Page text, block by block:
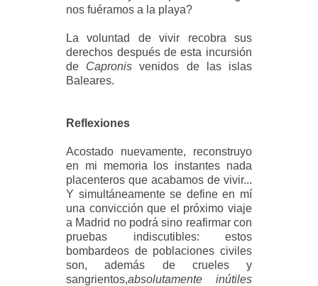
nos fuéramos a la playa?
La voluntad de vivir recobra sus
derechos después de esta incursión
de Capronis venidos de las islas
Baleares.
Reflexiones
Acostado nuevamente, reconstruyo
en mi memoria los instantes nada
placenteros que acabamos de vivir...
Y simultáneamente se define en mí
una convicción que el próximo viaje
a Madrid no podrá sino reafirmar con
pruebas indiscutibles: estos
bombardeos de poblaciones civiles
son, además de crueles y
sangrientos,absolutamente inútiles